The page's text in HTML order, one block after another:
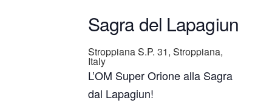
Sagra del Lapagiun
StroppianaS.P. 31, Stroppiana,
Italy
L’OM Super Orione alla Sagra
dal Lapagiun!